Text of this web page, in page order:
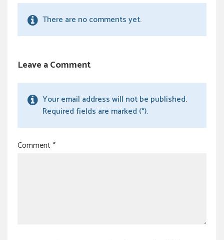
There are no comments yet.
Leave a Comment
Your email address will not be published.
Required fields are marked (*).
Comment*